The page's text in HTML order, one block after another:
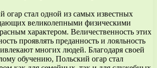
огар стал одной из самых известных
великолепными физическими
характером. Величественность этих
проявлять преданность и лояльность
многих людей. Благодаря своей
обучению, Польский огар стал